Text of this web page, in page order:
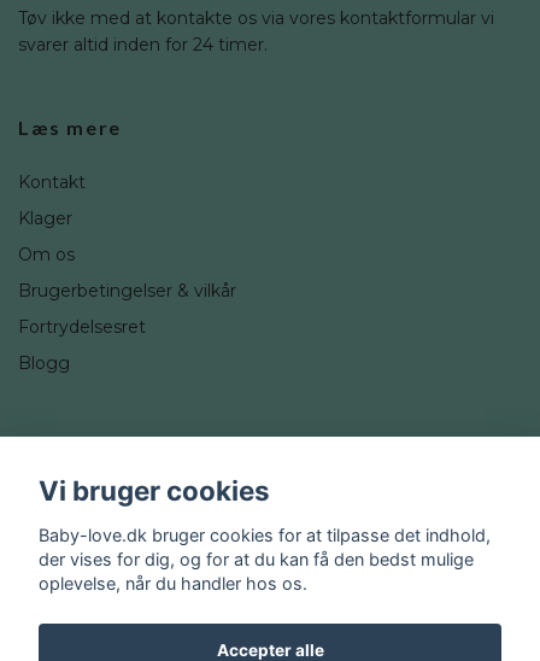
Tøv ikke med at kontakte os via vores kontaktformular vi
svarer altid inden for 24 timer.
Læs mere
Kontakt
Klager
Om os
Brugerbetingelser & vilkår
Fortrydelsesret
Blogg
Instagram
Vi bruger cookies
Baby-love.dk bruger cookies for at tilpasse det indhold,
der vises for dig, og for at du kan få den bedst mulige
oplevelse, når du handler hos os.
Accepter alle